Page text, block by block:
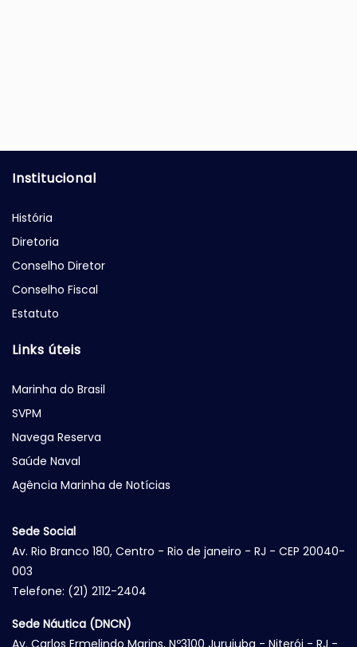
Institucional
História
Diretoria
Conselho Diretor
Conselho Fiscal
Estatuto
Links úteis
Marinha do Brasil
SVPM
Navega Reserva
Saúde Naval
Agência Marinha de Notícias
Sede Social
Av. Rio Branco 180, Centro - Rio de janeiro - RJ - CEP 20040-
003
Telefone: (21) 2112-2404
Sede Náutica (DNCN)
Av. Carlos Ermelindo Marins, Nº3100 Jurujuba - Niterói - RJ -